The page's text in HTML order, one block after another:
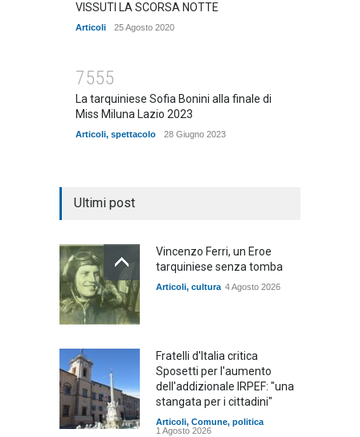
VISSUTI LA SCORSA NOTTE
Articoli 25 Agosto 2020
7555
La tarquiniese Sofia Bonini alla finale di
Miss Miluna Lazio 2023
Articoli, spettacolo 28 Giugno 2023
Ultimi post
Vincenzo Ferri, un Eroe
tarquiniese senza tomba
Articoli, cultura 4 Agosto 2026
Fratelli d'Italia critica
Sposetti per l'aumento
dell'addizionale IRPEF: "una
stangata per i cittadini"
Articoli, Comune, politica
1 Agosto 2026